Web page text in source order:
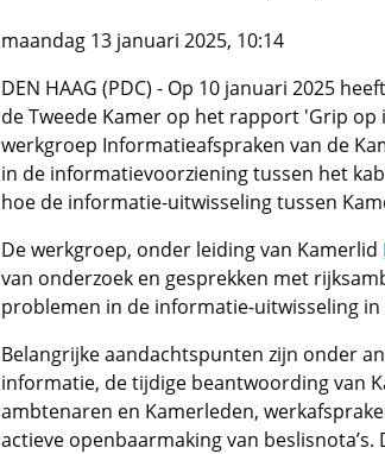
maandag 13 januari 2025, 10:14
DEN HAAG (PDC) - Op 10 januari 2025
de Tweede Kamer op het rapport 'Grip
werkgroep Informatieafspraken van de
in de informatievoorziening tussen het
hoe de informatie-uitwisseling tussen
De werkgroep, onder leiding van Kamerlid
van onderzoek en gesprekken met
problemen in de informatie-uitwisseling
Belangrijke aandachtspunten zijn onder
informatie, de tijdige beantwoording van
ambtenaren en Kamerleden,
actieve openbaarmaking van